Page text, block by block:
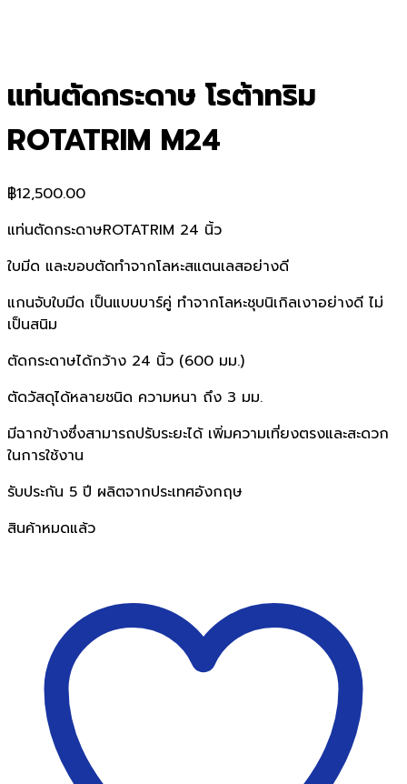
แท่นตัดกระดาษ โรต้าทริม
ROTATRIM M24
฿12,500.00
แท่นตัดกระดาษROTATRIM 24 นิ้ว
ใบมีด และขอบตัดทำจากโลหะสแตนเลสอย่างดี
แกนจับใบมีด เป็นแบบบาร์คู่ ทำจากโลหะชุบนิเกิลเงาอย่างดี ไม่
เป็นสนิม
ตัดกระดาษได้กว้าง 24 นิ้ว (600 มม.)
ตัดวัสดุได้หลายชนิด ความหนา ถึง 3 มม.
มีฉากข้างซึ่งสามารถปรับระยะได้ เพิ่มความเที่ยงตรงและสะดวก
ในการใช้งาน
รับประกัน 5 ปี ผลิตจากประเทศอังกฤษ
สินค้าหมดแล้ว